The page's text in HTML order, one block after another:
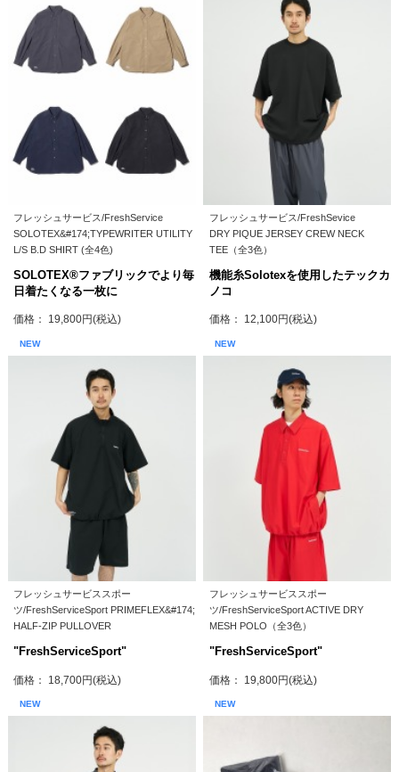
フレッシュサービス/FreshService
SOLOTEX&#174;TYPEWRITER UTILITY
L/S B.D SHIRT (全4色)
SOLOTEX®ファブリックでより毎
日着たくなる一枚に
価格： 19,800円(税込)
フレッシュサービス/FreshSevice
DRY PIQUE JERSEY CREW NECK
TEE（全3色）
機能糸Solotexを使用したテックカ
ノコ
価格： 12,100円(税込)
NEW
フレッシュサービススポー
ツ/FreshServiceSport PRIMEFLEX&#174;
HALF-ZIP PULLOVER
"FreshServiceSport"
価格： 18,700円(税込)
NEW
フレッシュサービススポー
ツ/FreshServiceSport ACTIVE DRY
MESH POLO（全3色）
"FreshServiceSport"
価格： 19,800円(税込)
NEW NEW